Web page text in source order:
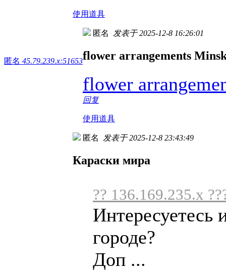
使用道具
匿名 45.79.239.x:51653
匿名 发表于 2025-12-8 16:26:01
flower arrangements
flower
回复
使用道具
匿名 发表于 2025-12-8 23:43:49
Караски мира
?? 136.169.235.x
городе?
Доп ...